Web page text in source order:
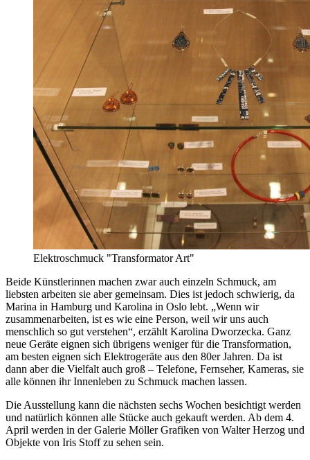
Elektroschmuck "Transformator Art"
Beide Künstlerinnen machen zwar auch einzeln Schmuck, am
liebsten arbeiten sie aber gemeinsam. Dies ist jedoch schwierig, da
Marina in Hamburg und Karolina in Oslo lebt. „Wenn wir
zusammenarbeiten, ist es wie eine Person, weil wir uns auch
menschlich so gut verstehen“, erzählt Karolina Dworzecka. Ganz
neue Geräte eignen sich übrigens weniger für die Transformation,
am besten eignen sich Elektrogeräte aus den 80er Jahren. Da ist
dann aber die Vielfalt auch groß – Telefone, Fernseher, Kameras, sie
alle können ihr Innenleben zu Schmuck machen lassen.
Die Ausstellung kann die nächsten sechs Wochen besichtigt werden
und natürlich können alle Stücke auch gekauft werden. Ab dem 4.
April werden in der Galerie Möller Grafiken von Walter Herzog und
Objekte von Iris Stoff zu sehen sein.